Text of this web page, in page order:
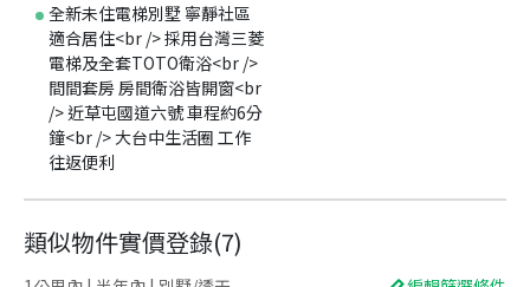
全新未住電梯別墅 寧靜社區
適合居住<br /> 採用台灣三菱
電梯及全套TOTO衛浴<br />
間間套房 房間衛浴皆開窗<br
/> 近草屯國道六號 車程約6分
鐘<br /> 大台中生活圈 工作
往返便利
類似物件實價登錄(7)